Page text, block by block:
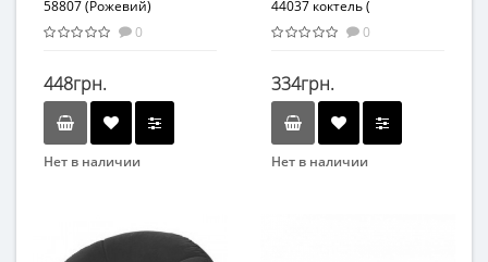
58807 (Рожевий)
0
448грн.
Нет в наличии
44037 коктель (
44037(Orange)0
334грн.
Нет в наличии